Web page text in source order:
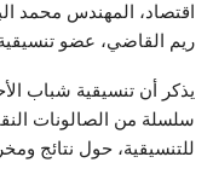
اقتصاد، المهندس محمد
ريم القاضي، عضو
يذكر أن تنسيقية شباب
سلسلة من الصالونات
للتنسيقية، حول نتائج